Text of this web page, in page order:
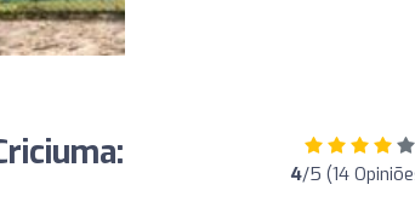
4/5 (14